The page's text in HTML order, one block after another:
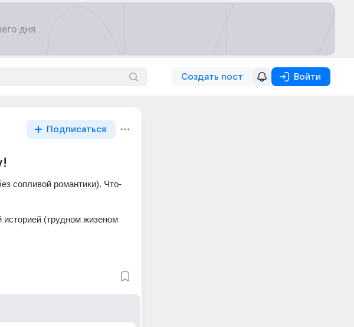
Создать пост Войти
Подписаться
сопливой романтики). Что-
(трудном жизеном